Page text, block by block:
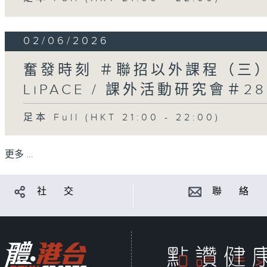
02/06/2026
奮發時刻 ＃聯招以外課程（三
LiPACE / 課外活動研究會＃
足本 Full (HKT 21:00 - 22:00)
更多 ...
社 交 聯 絡